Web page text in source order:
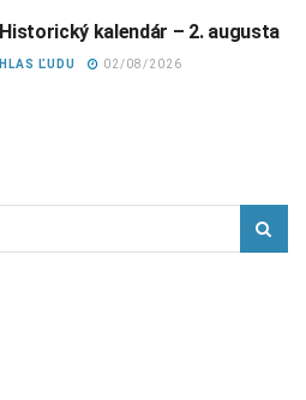
Historický kalendár – 2. augusta
HLAS ĽUDU 02/08/2026